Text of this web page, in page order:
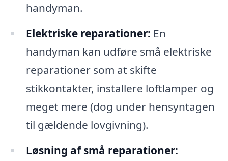
handyman.
Elektriske reparationer: En
handyman kan udføre små elektriske
reparationer som at skifte
stikkontakter, installere loftlamper og
meget mere (dog under hensyntagen
til gældende lovgivning).
Løsning af små reparationer: